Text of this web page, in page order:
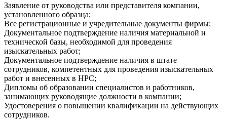
Заявление от руководства или представителя компании,
установленного образца;
Все регистрационные и учредительные документы фирмы;
Документальное подтверждение наличия материальной и
технической базы, необходимой для проведения
изыскательных работ;
Документальное подтверждение наличия в штате
сотрудников, компетентных для проведения изыскательных
работ и внесенных в НРС;
Дипломы об образовании специалистов и работников,
занимающих руководящие должности в компании;
Удостоверения о повышении квалификации на действующих
сотрудников.